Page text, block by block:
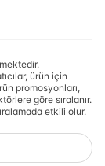
ürün için
promosyonları,
göre sıralanır.
etkili olur.